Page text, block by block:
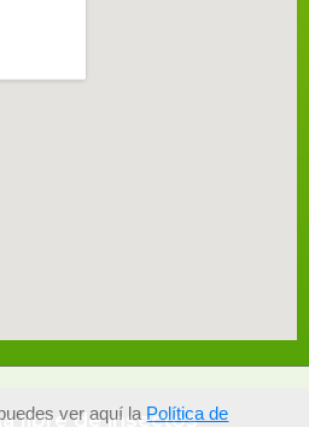
libre de insectos
ver aquí la Política de